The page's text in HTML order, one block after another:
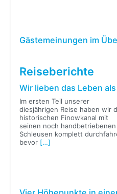
Gästemeinungen im
Reiseberichte
Wir lieben das Leben
Im ersten Teil unserer
diesjährigen Reise haben wir
historischen Finowkanal mit
seinen noch handbetriebenen
Schleusen komplett
bevor […]